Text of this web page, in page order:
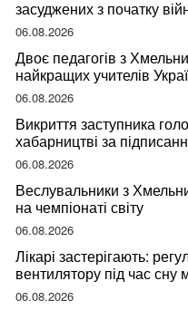
засуджених з початку
06.08.2026
Двоє педагогів з
найкращих учителів
06.08.2026
Викриття заступника
хабарництві за
06.08.2026
Веслувальники з
на чемпіонаті світу
06.08.2026
Лікарі застерігають:
вентилятору під час
ваше здоров’я
06.08.2026